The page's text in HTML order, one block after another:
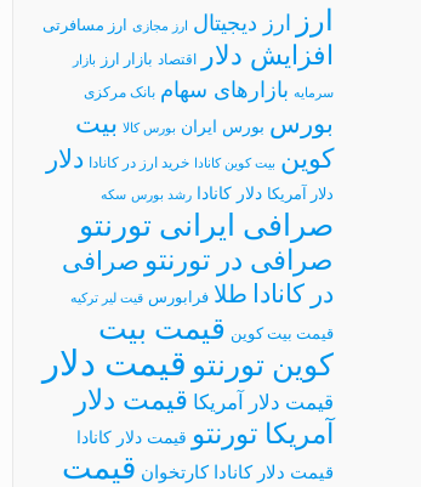
ارز ارز دیجیتال ارز مجازی ارز مسافرتی
افزایش دلار اقتصاد بازار ارز بازار
سرمایه بازارهای سهام بانک مرکزی
بورس بورس ایران بورس کالا بیت
کوین بیت کوین کانادا خرید ارز در کانادا دلار
دلار آمریکا دلار کانادا رشد بورس سکه
صرافی ایرانی تورنتو
صرافی در تورنتو صرافی
در کانادا طلا فرابورس قیت لیر ترکیه
قیمت بیت کوین قیمت بیت
کوین تورنتو قیمت دلار
قیمت دلار آمریکا قیمت دلار
آمریکا تورنتو قیمت دلار کانادا
قیمت دلار کانادا کارتخوان قیمت